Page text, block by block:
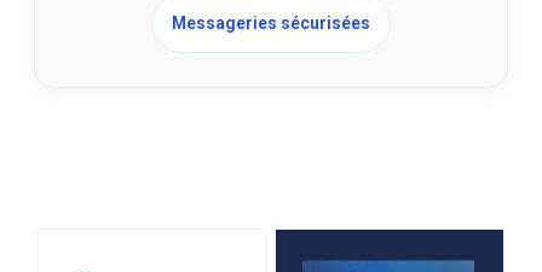
Messageries sécurisées